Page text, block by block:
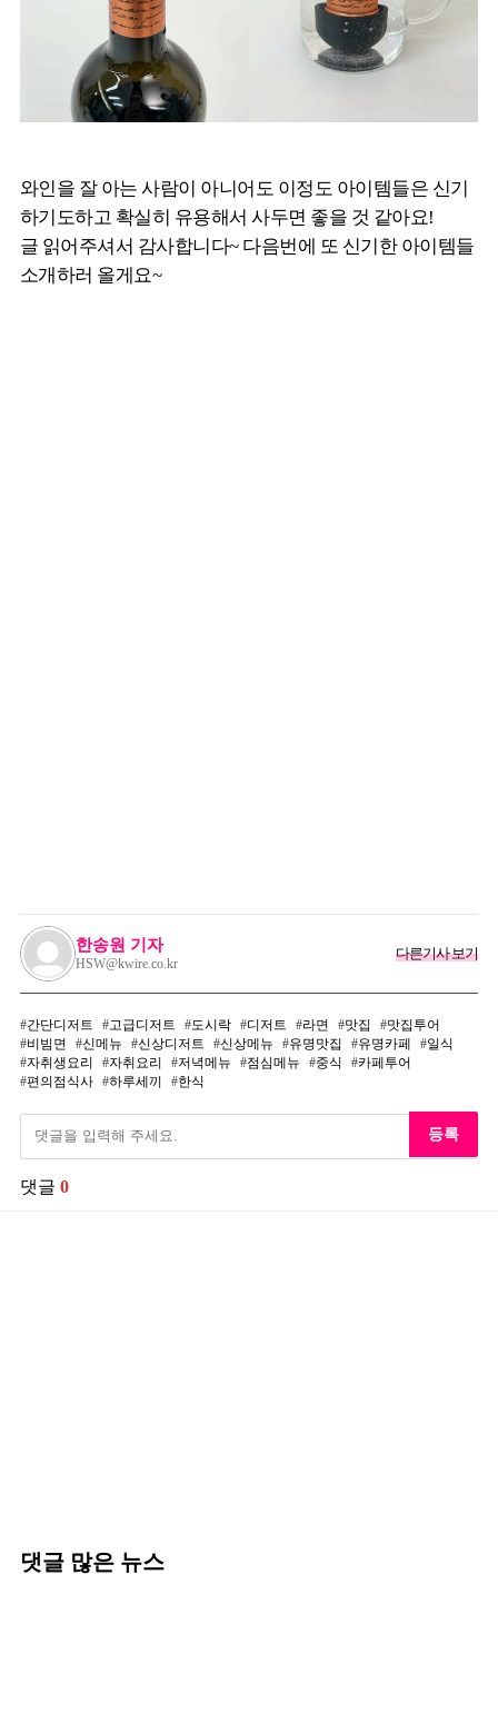
와인을 잘 아는 사람이 아니어도 이정도 아이템들은 신기
하기도하고 확실히 유용해서 사두면 좋을 것 같아요!
글 읽어주셔서 감사합니다~ 다음번에 또 신기한 아이템들
소개하러 올게요~
한송원 기자
HSW@kwire.co.kr
다른기사 보기
간단디저트 고급디저트 도시락 디저트 라면 맛집
맛집투어
비빔면
신메뉴 신상디저트 신상메뉴 유명맛집 유명카페
일식
자취생요리
자취요리 저녁메뉴 점심메뉴 중식
카페투어
편의점식사
하루세끼 한식
등록
댓글 0
댓글 많은 뉴스